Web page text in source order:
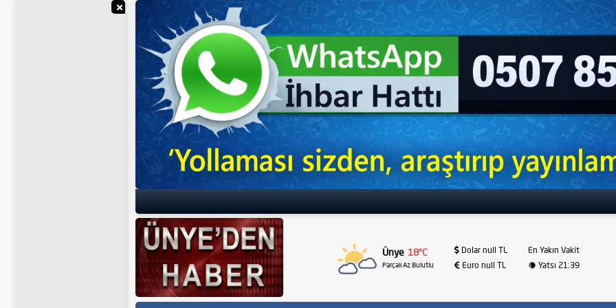
Ünye 18°C
Parçalı Az Bulutlu
Dolar null TL
Euro null TL
En Yakın Vakit
Yatsı 21:39